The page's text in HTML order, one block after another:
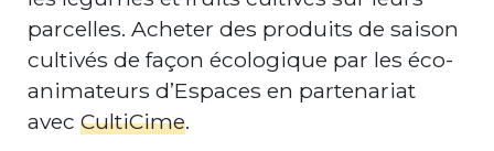
parcelles. Acheter des produits de saison
cultivés de façon écologique par les éco-
animateurs d’Espaces en partenariat
avec CultiCime.